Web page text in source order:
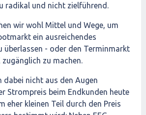
radikal und nicht zielführend.
wir wohl Mittel und Wege, um
ein ausreichendes
überlassen - oder den Terminmarkt
zu machen.
dabei nicht aus den Augen
Strompreis beim Endkunden heute
eher kleinen Teil durch den Preis